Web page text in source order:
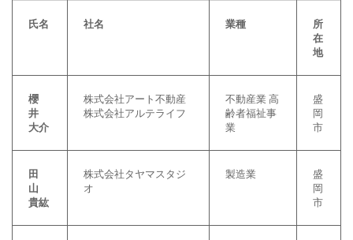
氏名 社名 業種
所
在
地
櫻
井
大介
株式会社アート不動産
株式会社アルテライフ
不動産業 高
齢者福祉事
業
盛
岡
市
田
山
貴紘
株式会社タヤマスタジ
オ
製造業
盛
岡
市